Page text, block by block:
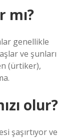
mı?
genellikle
ve şunları
(ürtiker),
olur?
şaşırtıyor ve